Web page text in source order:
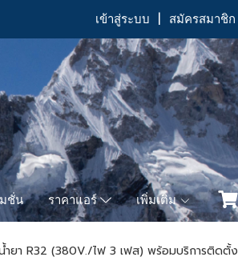
เข้าสู่ระบบ สมัครสมาชิก
ชั่น ราคาแอร์ เพิ่มเติม
ำยา R32 (380V./ไฟ 3 เฟส) พร้อมบริการติดตั้ง